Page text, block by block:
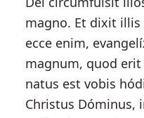
magno. Et dixit
ecce enim,
magnum, quod
natus est vobis
Christus Dóminus,